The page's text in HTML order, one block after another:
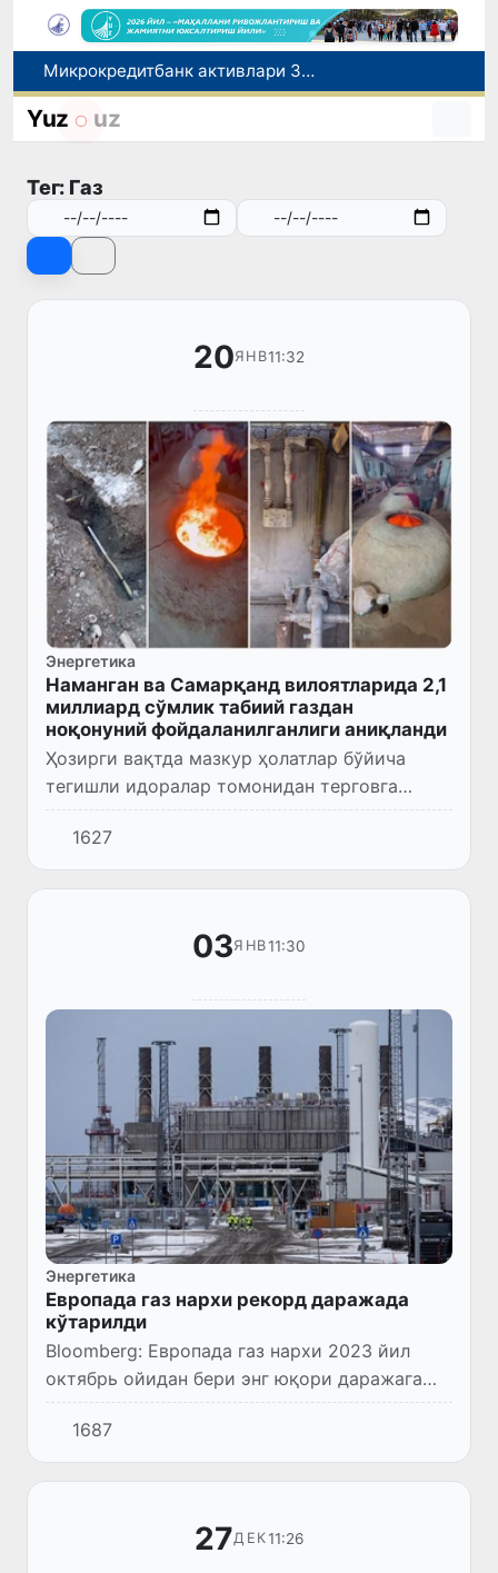
Микрокредитбанк активлари 30,7 трлн сўмга етди, Fitch рейтингни BB даражасига оширди
Малайзия Марказий Осиёда тиббий туризм йўналиши сифатидаги мавқеини мустаҳкамламоқда
Yuz uz
Тег: Газ
20ЯНВ11:32
Энергетика
Наманган ва Самарқанд вилоятларида 2,1
миллиард сўмлик табиий газдан
ноқонуний фойдаланилганлиги аниқланди
Ҳозирги вақтда мазкур ҳолатлар бўйича
тегишли идоралар томонидан терговга
қадар текширув ҳаракатлари олиб
борилмоқда.
1627
03ЯНВ11:30
Энергетика
Европада газ нархи рекорд даражада
кўтарилди
Bloomberg: Европада газ нархи 2023 йил
октябрь ойидан бери энг юқори даражага
кўтарилди.
1687
27ДЕК11:26